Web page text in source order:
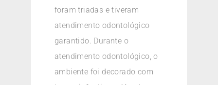
foram triadas e tiveram
atendimento odontológico
garantido. Durante o
atendimento odontológico, o
ambiente foi decorado com